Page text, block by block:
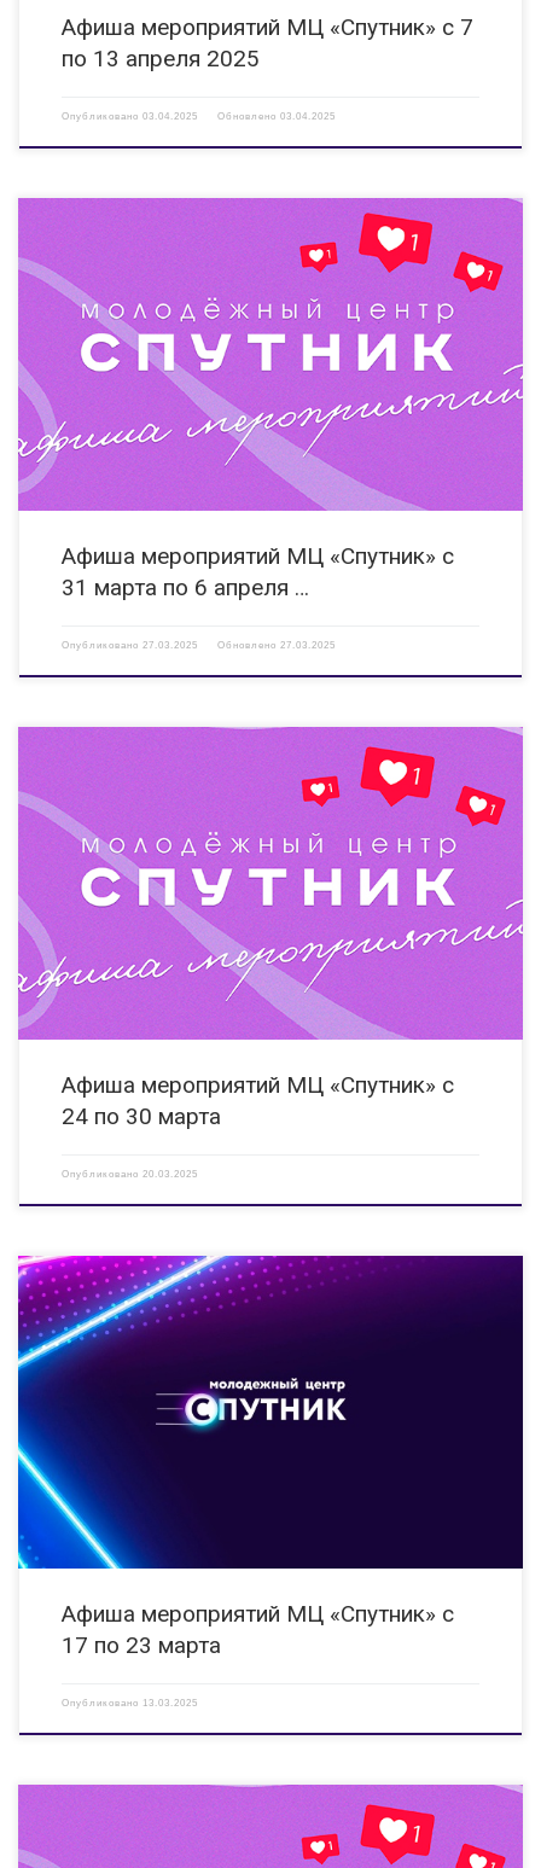
Афиша мероприятий МЦ «Спутник» с 7
по 13 апреля 2025
Опубликовано 03.04.2025 Обновлено 03.04.2025
01.04.2025 – 30.04.2025 Международный фестиваль искусств и
творчества «Весна чудес» Участие воспитанников объединения
«Эстрадно-цирковая студия «Спутник» в творческом конкурсе,
направленном на выявление талантливых людей в области
художественного творчества. Формат онлайн, г. Санкт-
Петербург https://vk.com/cirkis_spitnik 01.04.2025 – 30.04.2025
Региональный […]
Афиша мероприятий МЦ «Спутник» с
31 марта по 6 апреля …
Опубликовано 27.03.2025 Обновлено 27.03.2025
24.03.2025 15:00 Мастер-класс «Прикосновение музыки» Мероприятие
направлено на развитие творческого потенциала детей и молодежи, в
том числе с ОВЗ. КИ «Вера» ул.Гайдара, д. 14 Б https://vk.com/clubveradzr
https://vk.com/kinoklub_inclusiya 24.03.025 13:00 Интерактивное занятие
«ВИЧ\СПИД. Мифы и легенды» «Стоп- […]
Афиша мероприятий МЦ «Спутник» с
24 по 30 марта
Опубликовано 20.03.2025
17.03.2025 12:00 Киноклуб «Смотрят все!» Показ фильма,
адаптированного для людей с ОВЗ (слабослышащих, слабовидящих) КИ
«Вера» ул.Гайдара, д. 14 Б https://vk.com/clubveradzr 17.03.2025 11:00,
12:00 Мастер-класс «Мартовский кот» Мероприятие направлено на
формирования традиций празднования […]
Афиша мероприятий МЦ «Спутник» с
17 по 23 марта
Опубликовано 13.03.2025